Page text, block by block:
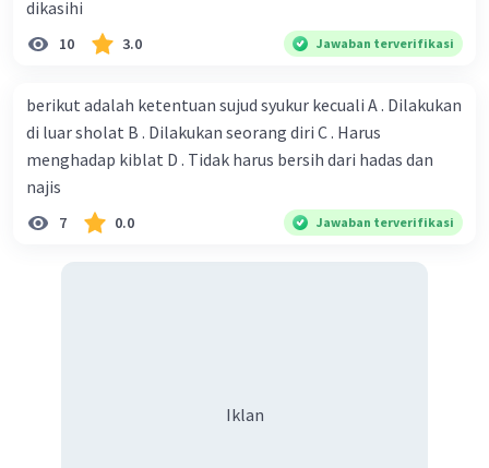
dikasihi
10 3.0 Jawaban terverifikasi
berikut adalah ketentuan sujud syukur kecuali A . Dilakukan
di luar sholat B . Dilakukan seorang diri C . Harus
menghadap kiblat D . Tidak harus bersih dari hadas dan
najis
7 0.0 Jawaban terverifikasi
Iklan